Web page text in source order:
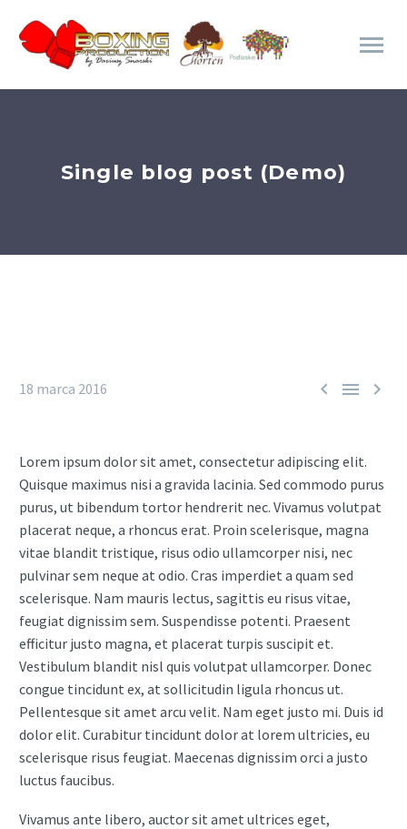
Single blog post (Demo)
  
18 marca 2016
Lorem ipsum dolor sit amet, consectetur adipiscing elit.
Quisque maximus nisi a gravida lacinia. Sed commodo purus
purus, ut bibendum tortor hendrerit nec. Vivamus volutpat
placerat neque, a rhoncus erat. Proin scelerisque, magna
vitae blandit tristique, risus odio ullamcorper nisi, nec
pulvinar sem neque at odio. Cras imperdiet a quam sed
scelerisque. Nam mauris lectus, sagittis eu risus vitae,
feugiat dignissim sem. Suspendisse potenti. Praesent
efficitur justo magna, et placerat turpis suscipit et.
Vestibulum blandit nisl quis volutpat ullamcorper. Donec
congue tincidunt ex, at sollicitudin ligula rhoncus ut.
Pellentesque sit amet arcu velit. Nam eget justo mi. Duis id
dolor elit. Curabitur tincidunt dolor at lorem ultricies, eu
scelerisque risus feugiat. Maecenas dignissim orci a justo
luctus faucibus.
Vivamus ante libero, auctor sit amet ultrices eget,